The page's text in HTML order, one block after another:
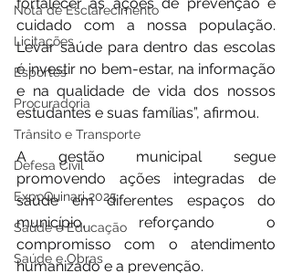
Nota de Esclarecimento
Licitações
Esportes
Procuradoria
Trânsito e Transporte
Defesa Civil
ExpoQuinari 2025
Saúde e Educação
Saúde e Obras
cuidado com a nossa população.
Levar saúde para dentro das escolas
é investir no bem-estar, na informação
e na qualidade de vida dos nossos
estudantes e suas famílias”, afirmou.
A gestão municipal segue
promovendo ações integradas de
saúde em diferentes espaços do
município, reforçando o
compromisso com o atendimento
humanizado e a prevenção.